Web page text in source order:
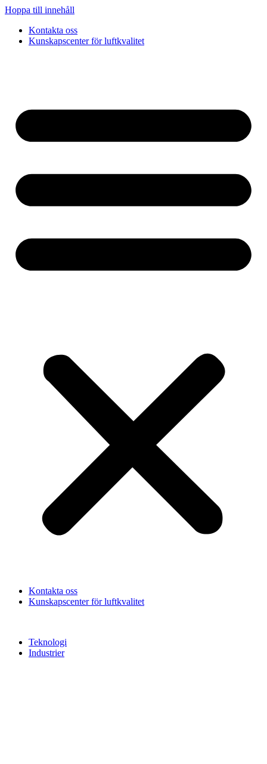
Hoppa till innehåll
Kontakta oss
Kunskapscenter för luftkvalitet
Kontakta oss
Kunskapscenter för luftkvalitet
Teknologi
Industrier